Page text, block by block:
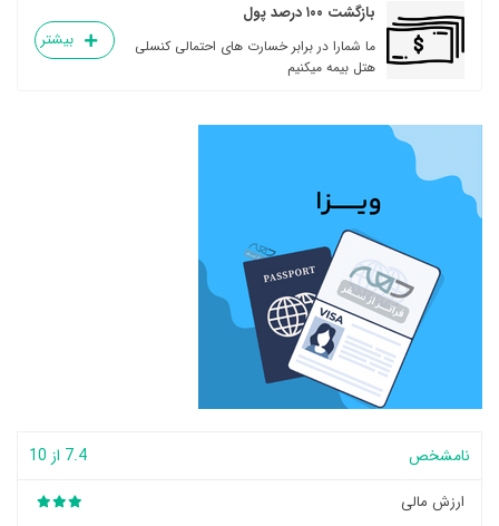
بازگشت ۱۰۰ درصد پول
ما شمارا در برابر خسارت های احتمالی کنسلی
هتل بیمه میکنیم
بیشتر
نامشخص 7.4 از 10
ارزش مالی